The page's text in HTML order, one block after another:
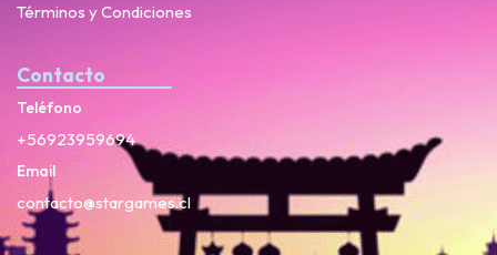
Términos y Condiciones
Contacto
Teléfono
+56923959694
Email
contacto@stargames.cl